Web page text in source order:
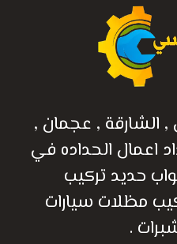
الشارقة , عجمان ,
اعمال الحداده في
حديد تركيب
مظلات سيارات
.